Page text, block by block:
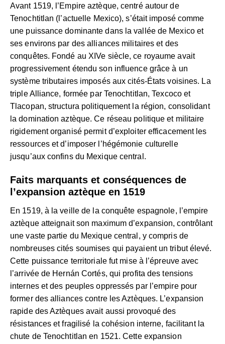
Avant 1519, l’Empire aztèque, centré autour de
Tenochtitlan (l’actuelle Mexico), s’était imposé comme
une puissance dominante dans la vallée de Mexico et
ses environs par des alliances militaires et des
conquêtes. Fondé au XIVe siècle, ce royaume avait
progressivement étendu son influence grâce à un
système tributaires imposés aux cités-États voisines. La
triple Alliance, formée par Tenochtitlan, Texcoco et
Tlacopan, structura politiquement la région, consolidant
la domination aztèque. Ce réseau politique et militaire
rigidement organisé permit d’exploiter efficacement les
ressources et d’imposer l’hégémonie culturelle
jusqu’aux confins du Mexique central.
Faits marquants et conséquences de
l’expansion aztèque en 1519
En 1519, à la veille de la conquête espagnole, l’empire
aztèque atteignait son maximum d’expansion, contrôlant
une vaste partie du Mexique central, y compris de
nombreuses cités soumises qui payaient un tribut élevé.
Cette puissance territoriale fut mise à l’épreuve avec
l’arrivée de Hernán Cortés, qui profita des tensions
internes et des peuples oppressés par l’empire pour
former des alliances contre les Aztèques. L’expansion
rapide des Aztèques avait aussi provoqué des
résistances et fragilisé la cohésion interne, facilitant la
chute de Tenochtitlan en 1521. Cette expansion